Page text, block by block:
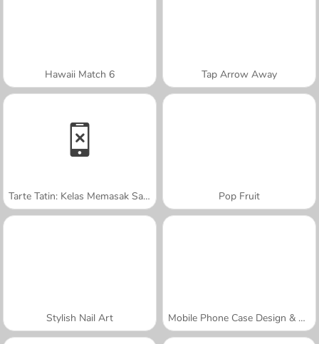
Hawaii Match 6 Tap Arrow Away
Tarte Tatin: Kelas Memasak Sara Pop Fruit
Stylish Nail Art Mobile Phone Case Design & DIY